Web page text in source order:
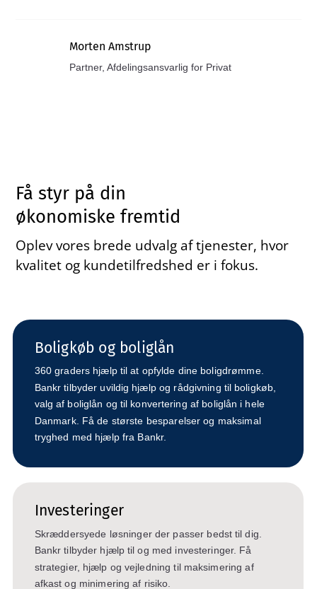
Morten Amstrup
Partner, Afdelingsansvarlig for Privat
Få styr på din
økonomiske fremtid
Oplev vores brede udvalg af tjenester, hvor
kvalitet og kundetilfredshed er i fokus.
Boligkøb og boliglån
360 graders hjælp til at opfylde dine boligdrømme.
Bankr tilbyder uvildig hjælp og rådgivning til boligkøb,
valg af boliglån og til konvertering af boliglån i hele
Danmark. Få de største besparelser og maksimal
tryghed med hjælp fra Bankr.
Investeringer
Skræddersyede løsninger der passer bedst til dig.
Bankr tilbyder hjælp til og med investeringer. Få
strategier, hjælp og vejledning til maksimering af
afkast og minimering af risiko.